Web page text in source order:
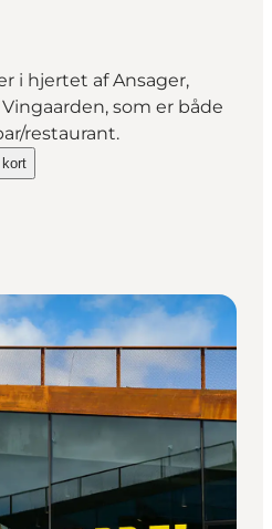
i hjertet af Ansager,
som er både
restaurant.
on_map